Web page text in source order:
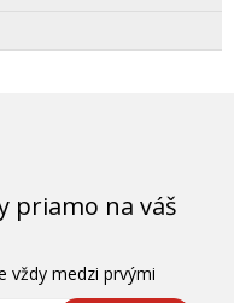
priamo na váš
vždy medzi prvými